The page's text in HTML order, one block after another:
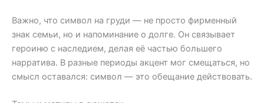
Важно, что символ на груди — не просто фирменный
знак семьи, но и напоминание о долге. Он связывает
героиню с наследием, делая её частью большего
нарратива. В разные периоды акцент мог смещаться, но
смысл оставался: символ — это обещание действовать.